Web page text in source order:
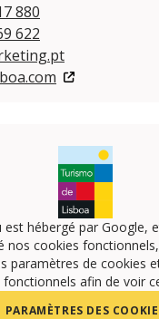
880
622
est hébergé par Google,
nos cookies
paramètres de cookies
afin de voir
PARAMÈTRES DES